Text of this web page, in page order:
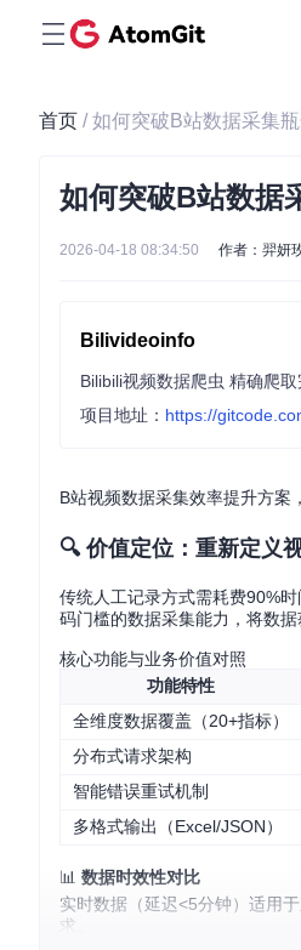
首页 / 如何突破B站数据采集
如何突破B站数据
2026-04-18 08:34:50 作者：羿妍
Bilivideoinfo
项目地址： https://
B站视频数据采集效率提升方案
🔍 价值定位：重新定义
传统人工记录方式需耗费90%
码门槛的数据采集能力，将数
核心功能与业务价值对照
功能特性
全维度数据覆盖（20+指标）
分布式请求架构
智能错误重试机制
多格式输出（Excel/JSON）
📊 数据时效性对比
实时数据（延迟<5分钟）适用
求。